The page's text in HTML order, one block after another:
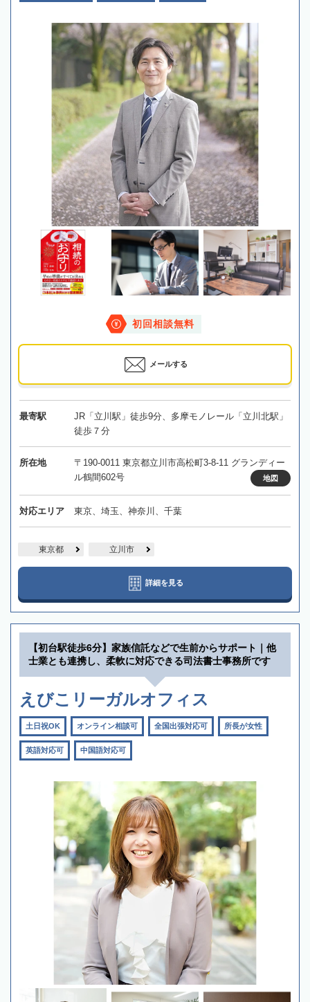
初回相談無料
メールする
最寄駅
JR「立川駅」徒歩9分、多摩モノレール「立川北駅」
徒歩７分
所在地
〒190-0011 東京都立川市高松町3-8-11 グランディー
ル鶴間602号
地図
対応エリア 東京、埼玉、神奈川、千葉
東京都 立川市
詳細を見る
【初台駅徒歩6分】家族信託などで生前からサポート｜他
士業とも連携し、柔軟に対応できる司法書士事務所です
えびこリーガルオフィス
土日祝OK オンライン相談可 全国出張対応可 所長が女性
英語対応可 中国語対応可